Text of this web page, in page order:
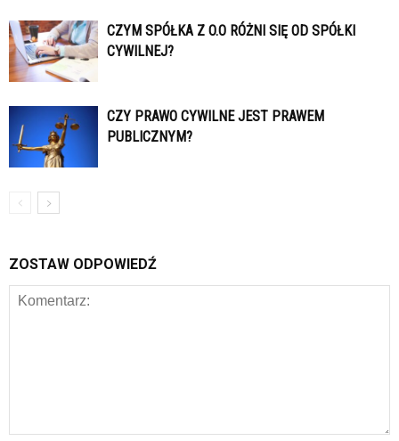
CZYM SPÓŁKA Z O.O RÓŻNI SIĘ OD SPÓŁKI
CYWILNEJ?
CZY PRAWO CYWILNE JEST PRAWEM
PUBLICZNYM?
ZOSTAW ODPOWIEDŹ